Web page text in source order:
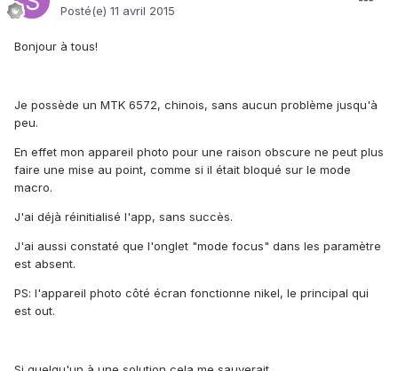
Posté(e) 11 avril 2015
Bonjour à tous!
Je possède un MTK 6572, chinois, sans aucun problème jusqu'à
peu.
En effet mon appareil photo pour une raison obscure ne peut plus
faire une mise au point, comme si il était bloqué sur le mode
macro.
J'ai déjà réinitialisé l'app, sans succès.
J'ai aussi constaté que l'onglet "mode focus" dans les paramètre
est absent.
PS: l'appareil photo côté écran fonctionne nikel, le principal qui
est out.